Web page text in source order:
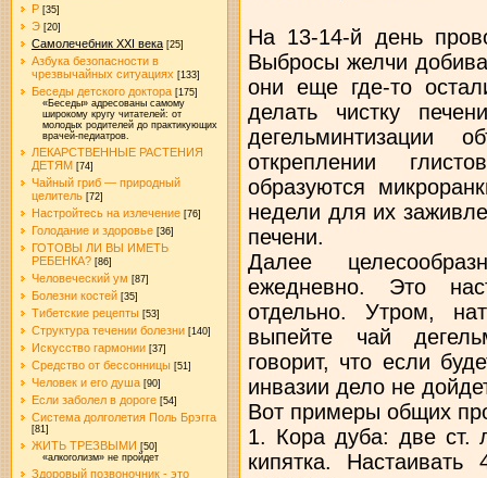
Р [35]
Э [20]
Самолечебник XXI века [25]
Азбука безопасности в
чрезвычайных ситуациях [133]
Беседы детского доктора [175]
«Беседы» адресованы самому
широкому кругу читателей: от
молодых родителей до практикующих
врачей-педиатров.
ЛЕКАРСТВЕННЫЕ РАСТЕНИЯ
ДЕТЯМ [74]
Чайный гриб — природный
целитель [72]
Настройтесь на излечение [76]
Голодание и здоровье [36]
ГОТОВЫ ЛИ ВЫ ИМЕТЬ
РЕБЕНКА? [86]
Человеческий ум [87]
Болезни костей [35]
Тибетские рецепты [53]
Структура течении болезни [140]
Искусство гармонии [37]
Средство от бессонницы [51]
Человек и его душа [90]
Если заболел в дороге [54]
Система долголетия Поль Брэгга
[81]
ЖИТЬ ТРЕЗВЫМИ [50]
«алкоголизм» не пройдет
Здоровый позвоночник - это
На 13-14-й день
Выбросы желчи
они еще где-то
делать чистку
откреплении
образуются
недели для их
печени.
Далее
ежедневно. Это
отдельно. Утром,
выпейте чай
говорит, что если
инвазии дело не
Вот примеры общих
1. Кора дуба: две ст.
кипятка.